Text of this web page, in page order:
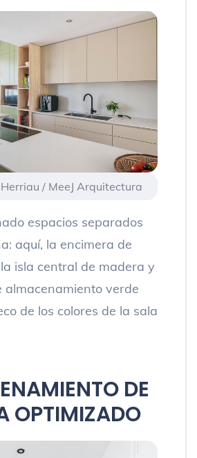
/ MeeJ Arquitectura
espacios separados
aquí, la encimera de
isla central de madera y
almacenamiento verde
de los colores de la sala
DE
OPTIMIZADO